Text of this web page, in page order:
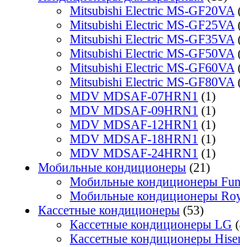
Mitsubishi Electric MS-GF20VA
Mitsubishi Electric MS-GF25VA
Mitsubishi Electric MS-GF35VA
Mitsubishi Electric MS-GF50VA
Mitsubishi Electric MS-GF60VA
Mitsubishi Electric MS-GF80VA
MDV MDSAF-07HRN1 (1)
MDV MDSAF-09HRN1 (1)
MDV MDSAF-12HRN1 (1)
MDV MDSAF-18HRN1 (1)
MDV MDSAF-24HRN1 (1)
Мобильные кондиционеры (21)
Мобильные кондиционеры
Мобильные кондиционеры
Кассетные кондиционеры (53)
Кассетные кондиционеры LG
Кассетные кондиционеры